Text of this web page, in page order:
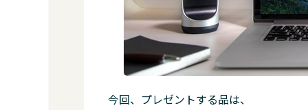
今回、プレゼントする品は、